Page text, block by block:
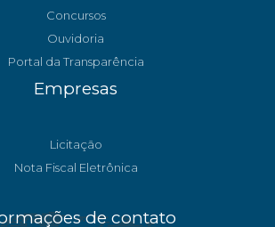
Concursos
Ouvidoria
Portal da Transparência
Empresas
Licitação
Nota Fiscal Eletrônica
de contato